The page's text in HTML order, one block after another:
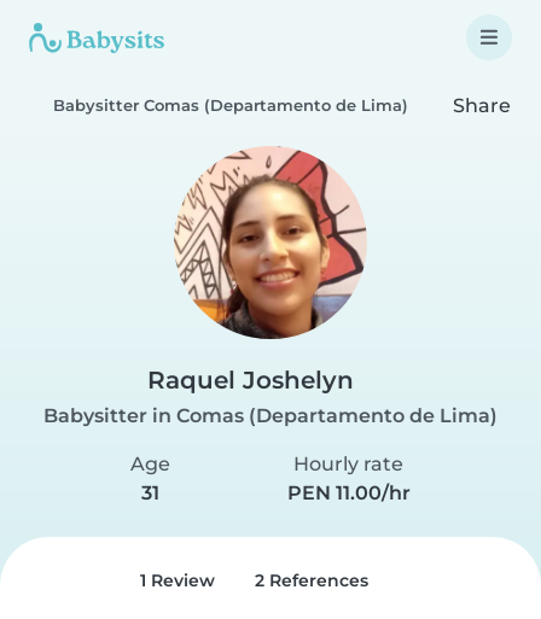
Babysitter Comas (Departamento de Lima) Share
Raquel Joshelyn
Babysitter in Comas (Departamento de Lima)
Age
31
Hourly rate
PEN 11.00/hr
1 Review 2 References